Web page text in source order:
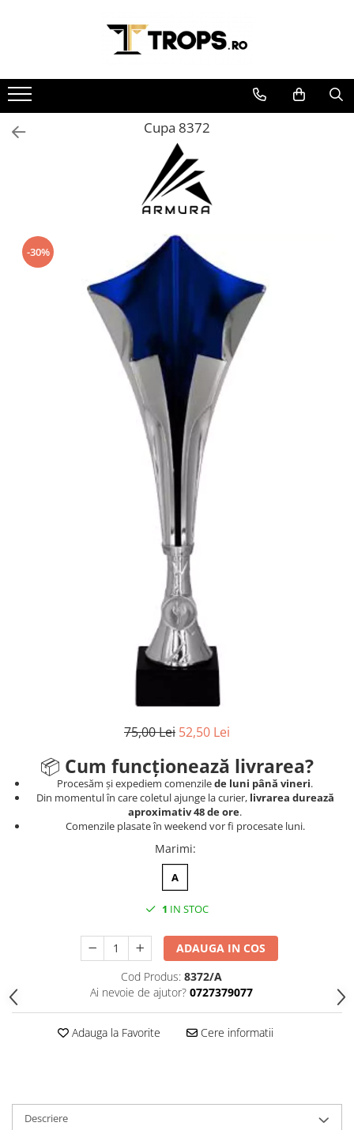
Sporturi
Arte Martiale
Atletism
Fotbal
Snur Medalie
Medalii Personalizate
Suport medalii
Trofee Metalice
Accesorii Trofee
Cutii de Prezentare , Mape
Figurine Rasina
Cupa 8372
-30%
75,00 Lei 52,50 Lei
📦 Cum funcționează livrarea?
Procesăm și expediem comenzilede luni până vineri.
Din momentul în care coletul ajunge la curier, livrarea durează
aproximativ 48 de ore.
Comenzile plasate în weekend vor fi procesate luni.
Marimi:
A
1 IN STOC
ADAUGA IN COS
Cod Produs: 8372/A
Ai nevoie de ajutor? 0727379077
Adauga la Favorite Cere informatii
Descriere